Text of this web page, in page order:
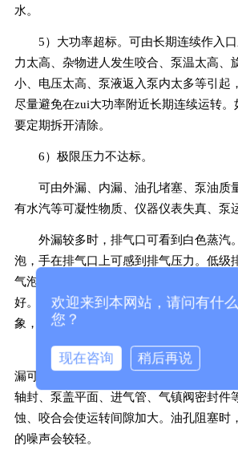
水。
5）大功率超标。可由长期连续作入
力太高、杂物进人发生咬合、泵温太高、
小、电压太高、泵液返入泵内太多等引起
尽量避免在zui大功率附近长期连续运转。
要定期拆开清除。
6）极限压力不达标。
可由外漏、内漏、油孔堵塞、泵油质
有水汽等可凝性物质、仪器仪表失真、泵
外漏较多时，排气口可看到白色蒸汽
泡，手在排气口上可感到排气压力。低级
气泡。功率会有所增加。这时，首先应检
好。由于新泵出厂每台都在泵口测极限压
象，应对泵口及管道、阀门、容器逐一检
外轴封失效、油杯无油、油孔闷头漏
漏可由泵内的运动间隙、排气阀座平面、
轴封、泵盖平面、进气管、气镇阀密封件
蚀、咬合会使运转间隙加大。油孔阻塞时
的噪声会较轻。
欢迎来到本网站，请问有什
您？
现在咨询 稍后再说